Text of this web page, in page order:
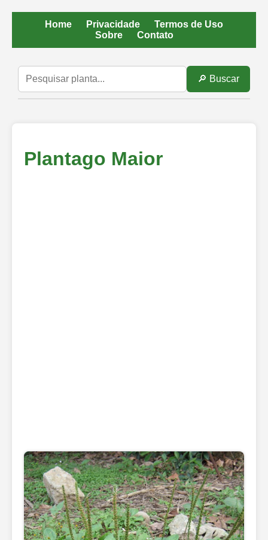
Home Privacidade
Termos de Uso
Sobre
Contato
🔎 Buscar
Plantago Maior